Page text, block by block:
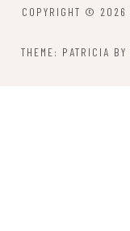
COPYRIGHT © 2026
THEME: PATRICIA BY